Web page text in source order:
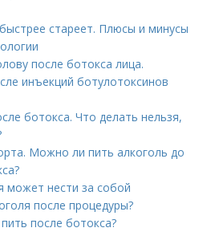
стареет. Плюсы и минусы
после ботокса лица.
инъекций ботулотоксинов
ботокса. Что делать нельзя,
Можно ли пить алкоголь до
может нести за собой
после процедуры?
после ботокса?